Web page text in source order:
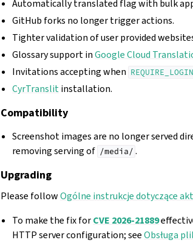
Automatically translated flag with bulk
GitHub forks no longer trigger actions.
Tighter validation of user provided
Glossary support inGoogle Cloud
Invitations accepting when REQUIRE_LOGIN
CyrTranslitinstallation.
Compatibility
Screenshot images are no longer served
removing serving of /media/ .
Upgrading
Please followOgólne instrukcje dotyczące
To make the fix forCVE 2026-21889
HTTP server configuration; seeObsługa